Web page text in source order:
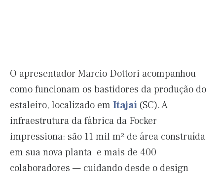
O apresentador Marcio Dottori acompanhou
como funcionam os bastidores da produção do
estaleiro, localizado em Itajaí (SC). A
infraestrutura da fábrica da Focker
impressiona: são 11 mil m² de área construída
em sua nova planta e mais de 400
colaboradores — cuidando desde o design